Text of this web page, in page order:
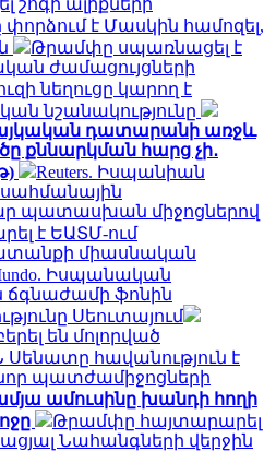
փորձում է Մասկին համոզել,
Թրամփը սպառնացել է
ժամացույցների
նեղուցը կարող է
նշանակությունը
դատարանի առջև
քննարկման հարց չի․
Reuters. Իսպանիան
պատասխան միջոցներով
է ԵԱՏՄ-ում
միասնական
Իսպանական
ճգնաժամի ֆոնին
Սեուտայում
են մոլորված
Սենատը հավանություն է
պատժամիջոցների
ամուսինը խանդի հողի
Թրամփը հայտարարել
Նահանգների վերջին